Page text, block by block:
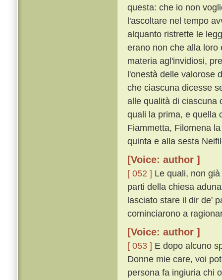
questa: che io non
l'ascoltare nel tempo
alquanto ristrette le
erano non che alla loro
materia agl'invidiosi,
l'onestà delle valorose
che ciascuna dicesse
alle qualità di ciascuna
quali la prima, e quella
Fiammetta, Filomena
quinta e alla sesta
[Voice: author ]
[ 052 ] Le quali, non
parti della chiesa
lasciato stare il dir de'
cominciarono a
[Voice: author ]
[ 053 ] E dopo alcuno
Donne mie care, voi
persona fa ingiuria chi